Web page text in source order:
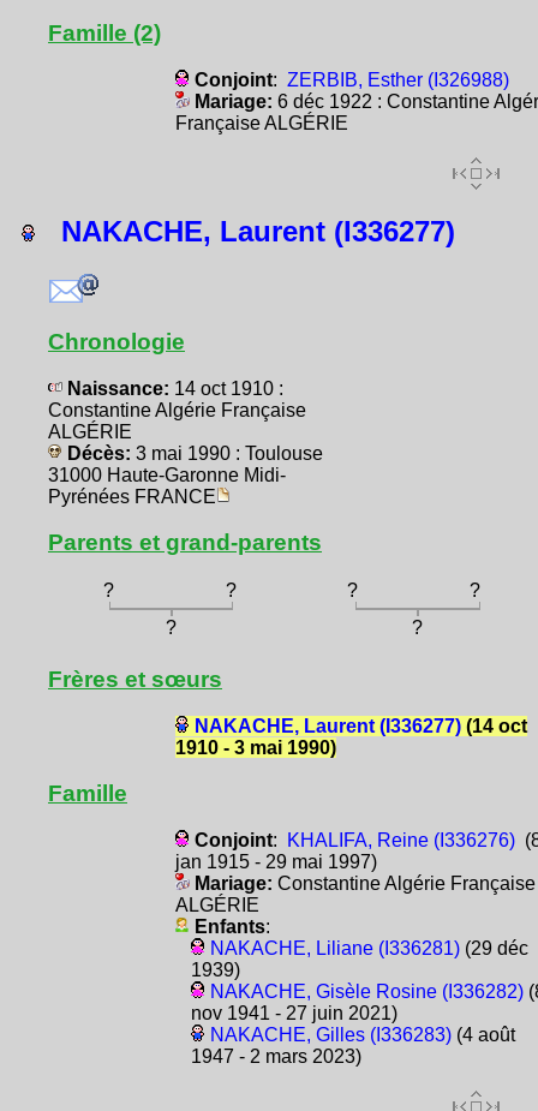
Famille (2)
Conjoint: ZERBIB, Esther (I326988)
Mariage: 6 déc 1922 : Constantine
Française ALGÉRIE
NAKACHE, Laurent (I336277)
Chronologie
Naissance: 14 oct 1910 :
Constantine Algérie Française
ALGÉRIE
Décès: 3 mai 1990 : Toulouse
31000 Haute-Garonne Midi-
Pyrénées FRANCE
Parents et grand-parents
? ? ?
?
?
?
Frères et sœurs
NAKACHE, Laurent (I336277)(14 oct
1910 - 3 mai 1990)
Famille
Conjoint: KHALIFA, Reine (I336276)
jan 1915 - 29 mai 1997)
Mariage: Constantine Algérie Française
ALGÉRIE
Enfants:
NAKACHE, Liliane (I336281)(29 déc
1939)
NAKACHE, Gisèle Rosine (I336282)
nov 1941 - 27 juin 2021)
NAKACHE, Gilles (I336283)(4 août
1947 - 2 mars 2023)